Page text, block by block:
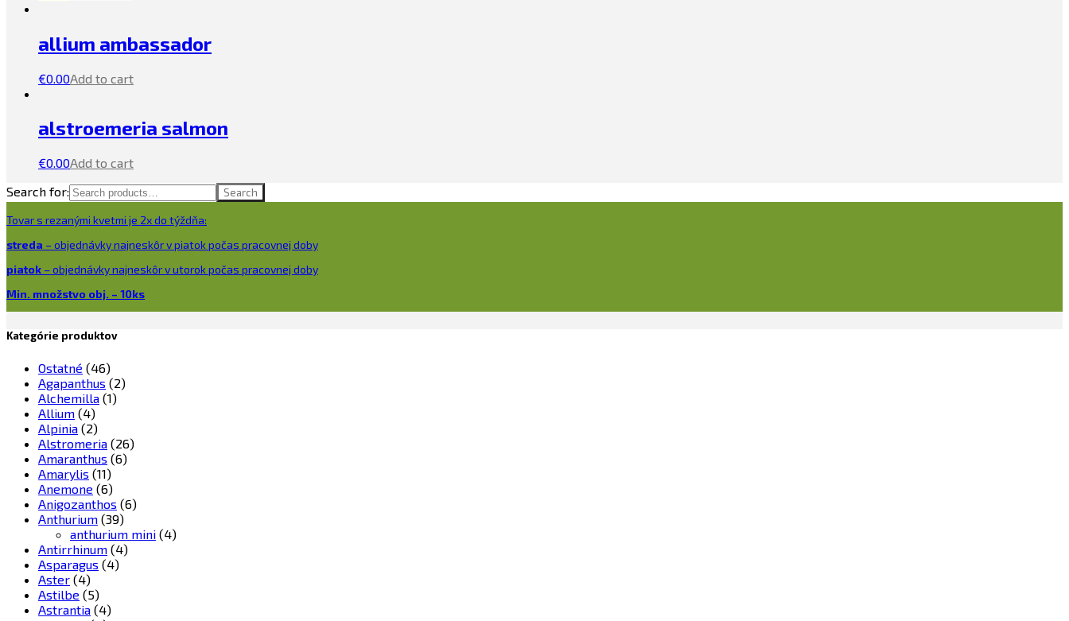
allium ambassador
€0.00Add to cart
alstroemeria salmon
€0.00Add to cart
Search for:
Search
Tovar s rezanými kvetmi je 2x do týždňa:
streda – objednávky najneskôr v piatok počas pracovnej doby
piatok – objednávky najneskôr v utorok počas pracovnej doby
Min. množstvo obj. – 10ks
Kategórie produktov
Ostatné (46)
Agapanthus (2)
Alchemilla (1)
Allium (4)
Alpinia (2)
Alstromeria (26)
Amaranthus (6)
Amarylis (11)
Anemone (6)
Anigozanthos (6)
Anthurium (39)
anthurium mini (4)
Antirrhinum (4)
Asparagus (4)
Aster (4)
Astilbe (5)
Astrantia (4)